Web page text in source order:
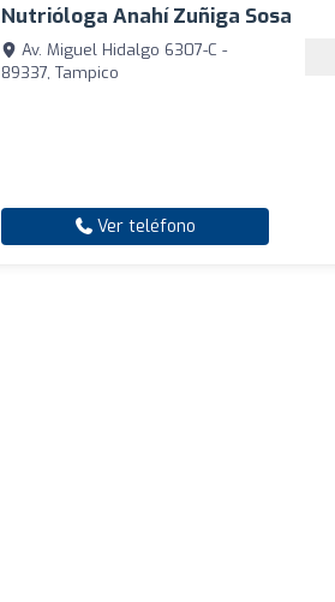
Nutrióloga Anahí Zuñiga Sosa
Av. Miguel Hidalgo 6307-C -
89337, Tampico
Ver teléfono